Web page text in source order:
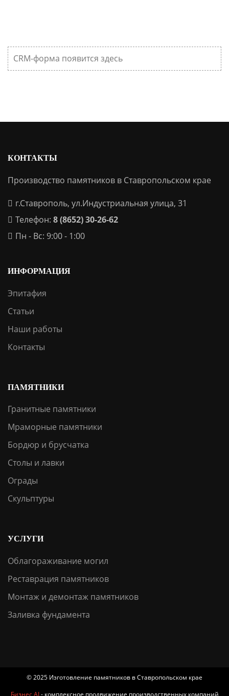
CRM-форма появится здесь
КОНТАКТЫ
Производство памятников в Ставропольском крае
г.Ставрополь, ул.Индустриальная улица, 31
Телефон: 8 (8652) 30-26-62
Пн - Вс: 9:00 - 1:00
ИНФОРМАЦИЯ
Эпитафия
Статьи
Наши работы
Контакты
ПАМЯТНИКИ
Гранитные памятники
Мраморные памятники
Бордюр и брусчатка
Столы и лавки
Ограды
Скульптуры
УСЛУГИ
Облагораживание могил
Реставрация памятников
Монтаж и демонтаж памятников
Заливка фундамента
© 2025 Изготовление памятников в Ставропольском крае